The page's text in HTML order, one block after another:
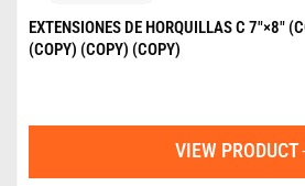
EXTENSIONES DE HORQUILLAS C 7″×8″
(COPY) (COPY) (COPY)
VIEW PRODUCT